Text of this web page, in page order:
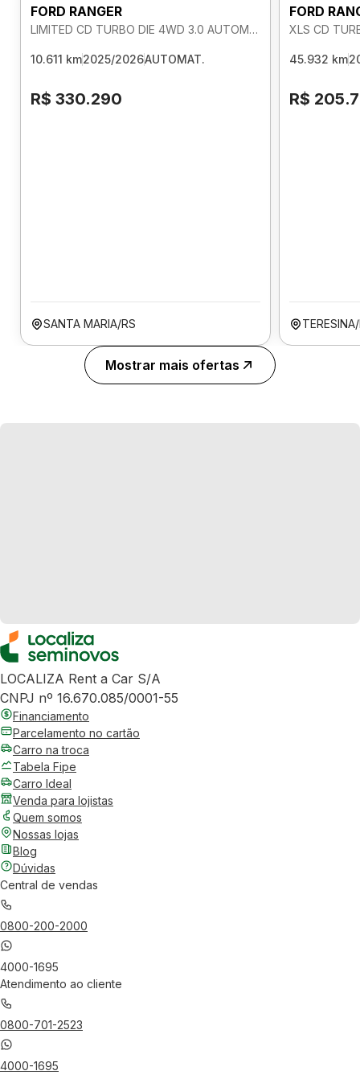
FORD RANGER
LIMITED CD TURBO DIE 4WD 3.0 AUTOMATICO
10.611 km2025/2026AUTOMAT.
R$ 330.290
SANTA MARIA/RS
FORD
XLS CD
45.932 km
R$
Mostrar mais ofertas
LOCALIZA Rent a Car S/A
CNPJ nº 16.670.085/0001-55
Financiamento
Parcelamento no cartão
Carro na troca
Tabela Fipe
Carro Ideal
Venda para lojistas
Quem somos
Nossas lojas
Blog
Dúvidas
Central de vendas
0800-200-2000
4000-1695
Atendimento ao cliente
0800-701-2523
4000-1695